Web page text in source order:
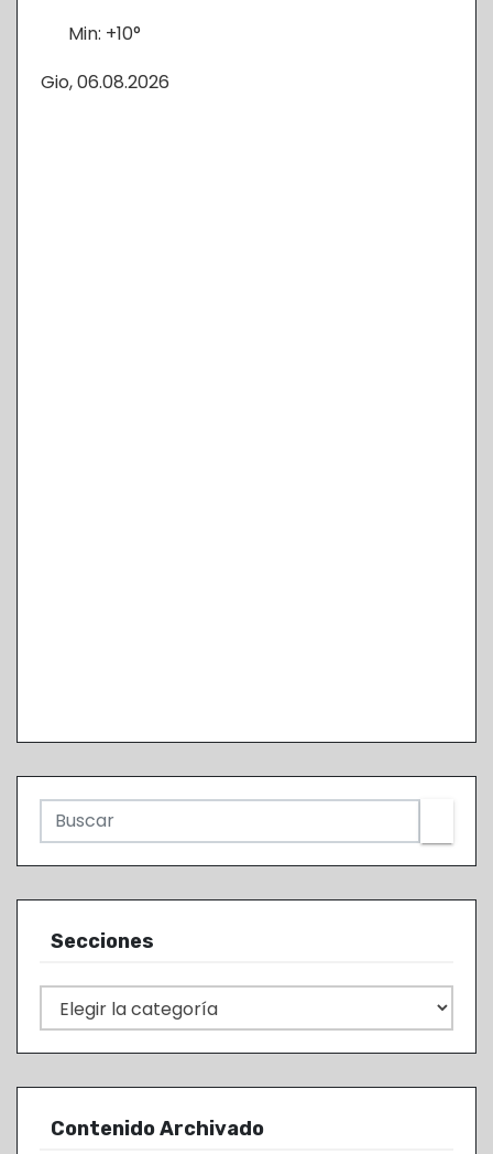
Min: +10°
Gio, 06.08.2026
Secciones
e
c
c
Contenido Archivado